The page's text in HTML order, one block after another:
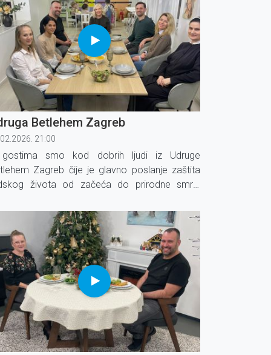
Betlehem Zagreb
21:00
smo kod dobrih ljudi iz Udruge
Zagreb čije je glavno poslanje zaštita
života od začeća do prirodne smrti.
za smještaj samohranih majki s djecom.